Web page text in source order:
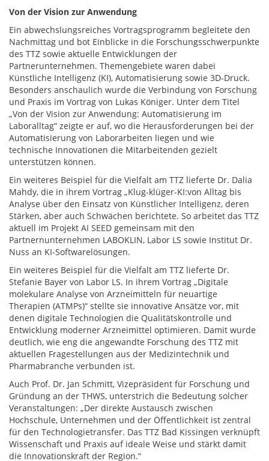
Von der Vision zur Anwendung
Ein abwechslungsreiches Vortragsprogramm begleitete den
Nachmittag und bot Einblicke in die Forschungsschwerpunkte
des TTZ sowie aktuelle Entwicklungen der
Partnerunternehmen. Themengebiete waren dabei
Künstliche Intelligenz (KI), Automatisierung sowie 3D-Druck.
Besonders anschaulich wurde die Verbindung von Forschung
und Praxis im Vortrag von Lukas Königer. Unter dem Titel
„Von der Vision zur Anwendung: Automatisierung im
Laboralltag“ zeigte er auf, wo die Herausforderungen bei der
Automatisierung von Laborarbeiten liegen und wie
technische Innovationen die Mitarbeitenden gezielt
unterstützen können.
Ein weiteres Beispiel für die Vielfalt am TTZ lieferte Dr. Dalia
Mahdy, die in ihrem Vortrag „Klug-klüger-KI:von Alltag bis
Analyse über den Einsatz von Künstlicher Intelligenz, deren
Stärken, aber auch Schwächen berichtete. So arbeitet das TTZ
aktuell im Projekt AI SEED gemeinsam mit den
Partnernunternehmen LABOKLIN, Labor LS sowie Institut Dr.
Nuss an KI-Softwarelösungen.
Ein weiteres Beispiel für die Vielfalt am TTZ lieferte Dr.
Stefanie Bayer von Labor LS. In ihrem Vortrag „Digitale
molekulare Analyse von Arzneimitteln für neuartige
Therapien (ATMPs)“ stellte sie innovative Ansätze vor, mit
denen digitale Technologien die Qualitätskontrolle und
Entwicklung moderner Arzneimittel optimieren. Damit wurde
deutlich, wie eng die angewandte Forschung des TTZ mit
aktuellen Fragestellungen aus der Medizintechnik und
Pharmabranche verbunden ist.
Auch Prof. Dr. Jan Schmitt, Vizepräsident für Forschung und
Gründung an der THWS, unterstrich die Bedeutung solcher
Veranstaltungen: „Der direkte Austausch zwischen
Hochschule, Unternehmen und der Öffentlichkeit ist zentral
für den Technologietransfer. Das TTZ Bad Kissingen verknüpft
Wissenschaft und Praxis auf ideale Weise und stärkt damit
die Innovationskraft der Region.“